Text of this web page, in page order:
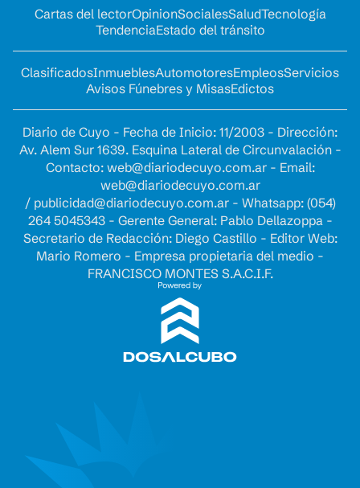
Cartas del lectorOpinionSocialesSaludTecnología
TendenciaEstado del tránsito
ClasificadosInmueblesAutomotoresEmpleosServicios
Avisos Fúnebres y MisasEdictos
Diario de Cuyo - Fecha de Inicio: 11/2003 - Dirección:
Av. Alem Sur 1639. Esquina Lateral de Circunvalación -
Contacto: web@diariodecuyo.com.ar- Email:
web@diariodecuyo.com.ar
/ publicidad@diariodecuyo.com.ar- Whatsapp: (054)
264 5045343 - Gerente General: Pablo Dellazoppa -
Secretario de Redacción: Diego Castillo - Editor Web:
Mario Romero - Empresa propietaria del medio -
FRANCISCO MONTES S.A.C.I.F.